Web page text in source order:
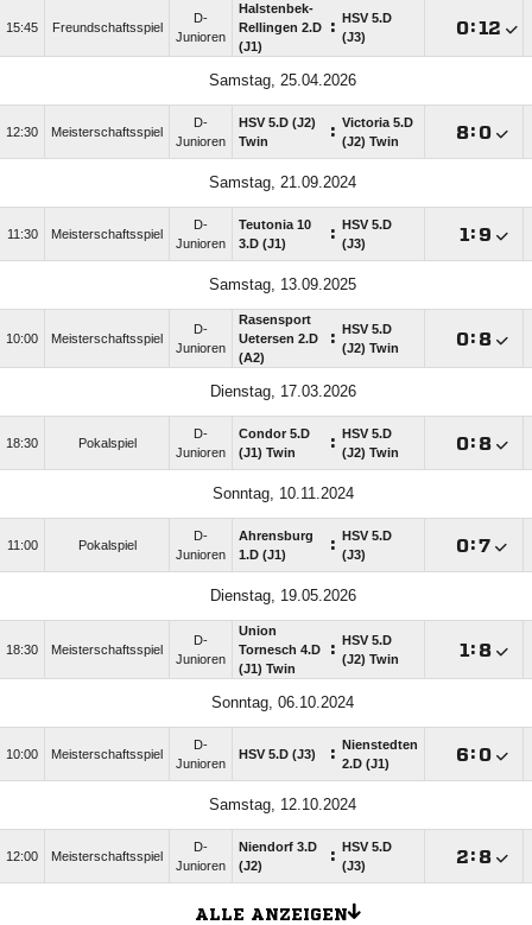
15:45 Freundschaftsspiel
D-
Junioren
Halstenbek-
Rellingen 2.D
(J1)
:
HSV 5.D
(J3)
:
Samstag, 25.04.2026
12:30 Meisterschaftsspiel
D-
Junioren
HSV 5.D (J2)
Twin
: Victoria 5.D
(J2) Twin
: 
Samstag, 21.09.2024
11:30 Meisterschaftsspiel
D-
Junioren
Teutonia 10
3.D (J1)
:
HSV 5.D
(J3)
: 
Samstag, 13.09.2025
10:00 Meisterschaftsspiel
D-
Junioren
Rasensport
Uetersen 2.D
(A2)
:
HSV 5.D
(J2) Twin
: 
Dienstag, 17.03.2026
18:30 Pokalspiel
D-
Junioren
Condor 5.D
(J1) Twin
:
HSV 5.D
(J2) Twin
: 
Sonntag, 10.11.2024
11:00 Pokalspiel
D-
Junioren
Ahrensburg
1.D (J1)
:
HSV 5.D
(J3)
:
Dienstag, 19.05.2026
18:30 Meisterschaftsspiel
D-
Junioren
Union
Tornesch 4.D
(J1) Twin
:
HSV 5.D
(J2) Twin
: 
Sonntag, 06.10.2024
10:00 Meisterschaftsspiel
D-
Junioren
HSV 5.D (J3) :
Nienstedten
2.D (J1)
: 
Samstag, 12.10.2024
12:00 Meisterschaftsspiel
D-
Junioren
Niendorf 3.D
(J2)
:
HSV 5.D
(J3)
: 
ALLE ANZEIGEN